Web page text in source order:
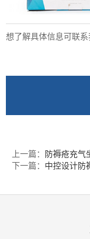
想了解具体信息可联系
上一篇：
防褥疮充气
下一篇： 中控设计防